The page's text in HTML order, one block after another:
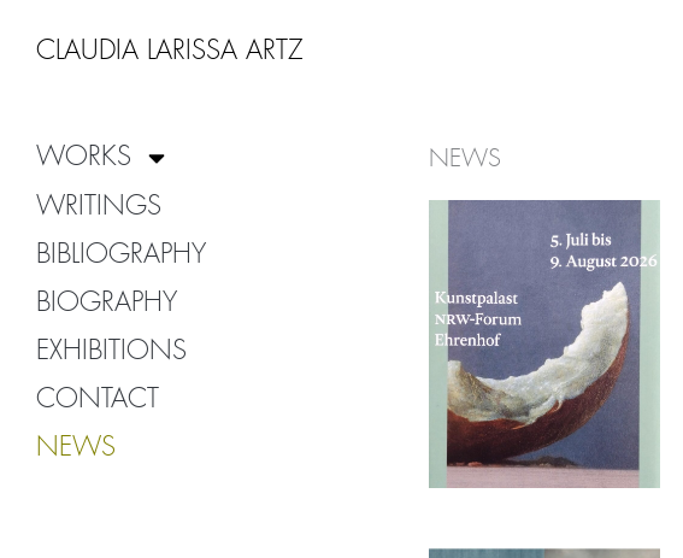
InhaltCLAUDIA LARISSA ARTZ
WORKS
WRITINGS
BIBLIOGRAPHY
BIOGRAPHY
EXHIBITIONS
CONTACT
NEWS
NEWS